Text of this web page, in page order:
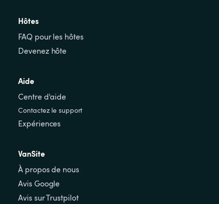
Hôtes
FAQ pour les hôtes
Devenez hôte
Aide
Centre d'aide
Contactez le support
Expériences
VanSite
À propos de nous
Avis Google
Avis sur Trustpilot